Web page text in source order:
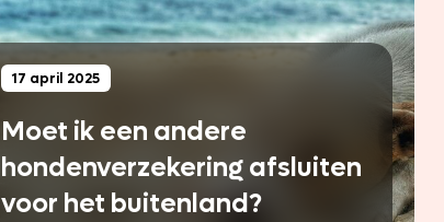
17 april 2025
Moet ik een andere
hondenverzekering afsluiten
voor het buitenland?